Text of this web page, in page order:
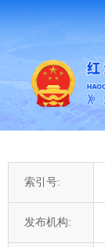
索引号:
发布机构: